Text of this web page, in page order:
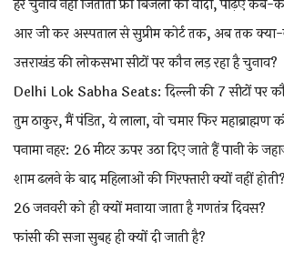
हर चुनाव नहीं जिताता फ्री बिजली का वादा, पढ़िए कब-
आर जी कर अस्पताल से सुप्रीम कोर्ट तक, अब तक
उत्तराखंड की लोकसभा सीटों पर कौन लड़ रहा है चुनाव?
Delhi Lok Sabha Seats: दिल्ली की 7 सीटों पर
तुम ठाकुर, मैं पंडित, ये लाला, वो चमार फिर महाब्राह्मण
पनामा नहर: 26 मीटर ऊपर उठा दिए जाते हैं पानी के
शाम ढलने के बाद महिलाओं की गिरफ्तारी क्यों नहीं होती?
26 जनवरी को ही क्यों मनाया जाता है गणतंत्र दिवस?
फांसी की सजा सुबह ही क्यों दी जाती है?